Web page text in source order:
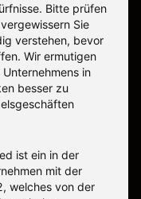
Bitte prüfen
Sie
verstehen, bevor
Wir ermutigen
in
besser zu
ist ein in der
mit der
welches von der